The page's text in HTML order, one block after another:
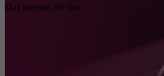
Das müssen Sie tun